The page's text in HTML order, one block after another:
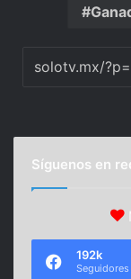
Síguenos en
192k
Seguidores